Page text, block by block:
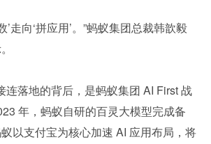
’走向‘拼应用’。”蚂蚁集团总裁韩歆毅
连落地的背后，是蚂蚁集团 AI First 战
年，蚂蚁自研的百灵大模型完成备
以支付宝为核心加速 AI 应用布局，将